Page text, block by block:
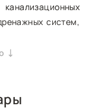
систем,
его отпускная
оснащены